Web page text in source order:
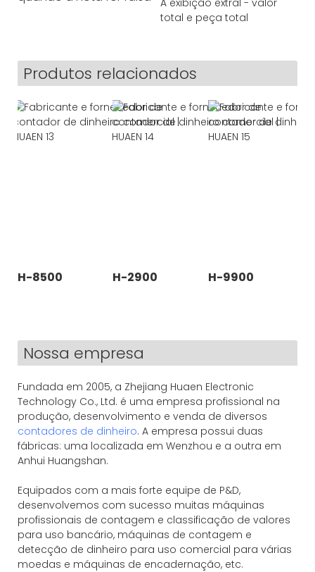
total e peça total
Produtos relacionados
H-8500 H-2900 H-9900
Nossa empresa
Fundada em 2005, a Zhejiang Huaen Electronic
Technology Co., Ltd. é uma empresa profissional na
produção, desenvolvimento e venda de diversos
contadores de dinheiro. A empresa possui duas
fábricas: uma localizada em Wenzhou e a outra em
Anhui Huangshan.
Equipados com a mais forte equipe de P&D,
desenvolvemos com sucesso muitas máquinas
profissionais de contagem e classificação de valores
para uso bancário, máquinas de contagem e
detecção de dinheiro para uso comercial para várias
moedas e máquinas de encadernação, etc.